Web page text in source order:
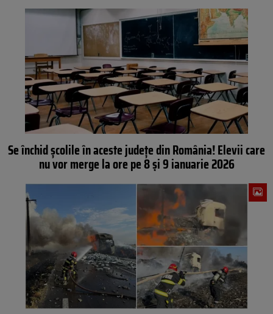
Se închid școlile în aceste județe din România! Elevii care
nu vor merge la ore pe 8 și 9 ianuarie 2026